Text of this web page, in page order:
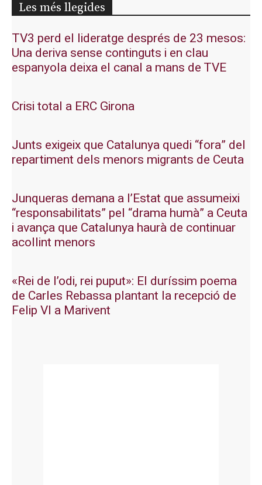
Les més llegides
TV3 perd el lideratge després de 23 mesos:
Una deriva sense continguts i en clau
espanyola deixa el canal a mans de TVE
Crisi total a ERC Girona
Junts exigeix que Catalunya quedi “fora” del
repartiment dels menors migrants de Ceuta
Junqueras demana a l’Estat que assumeixi
“responsabilitats” pel “drama humà” a Ceuta
i avança que Catalunya haurà de continuar
acollint menors
«Rei de l’odi, rei puput»: El duríssim poema
de Carles Rebassa plantant la recepció de
Felip VI a Marivent